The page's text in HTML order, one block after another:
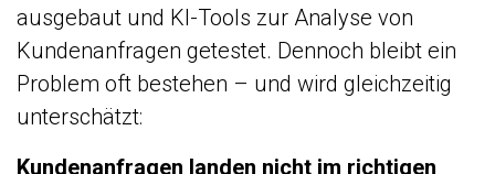
ausgebaut und KI-Tools zur Analyse von
Kundenanfragen getestet. Dennoch bleibt ein
Problem oft bestehen – und wird gleichzeitig
unterschätzt:
Kundenanfragen landen nicht im richtigen